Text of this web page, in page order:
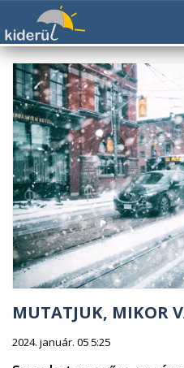
MUTATJUK, MIKOR
2024. január. 05 5:25